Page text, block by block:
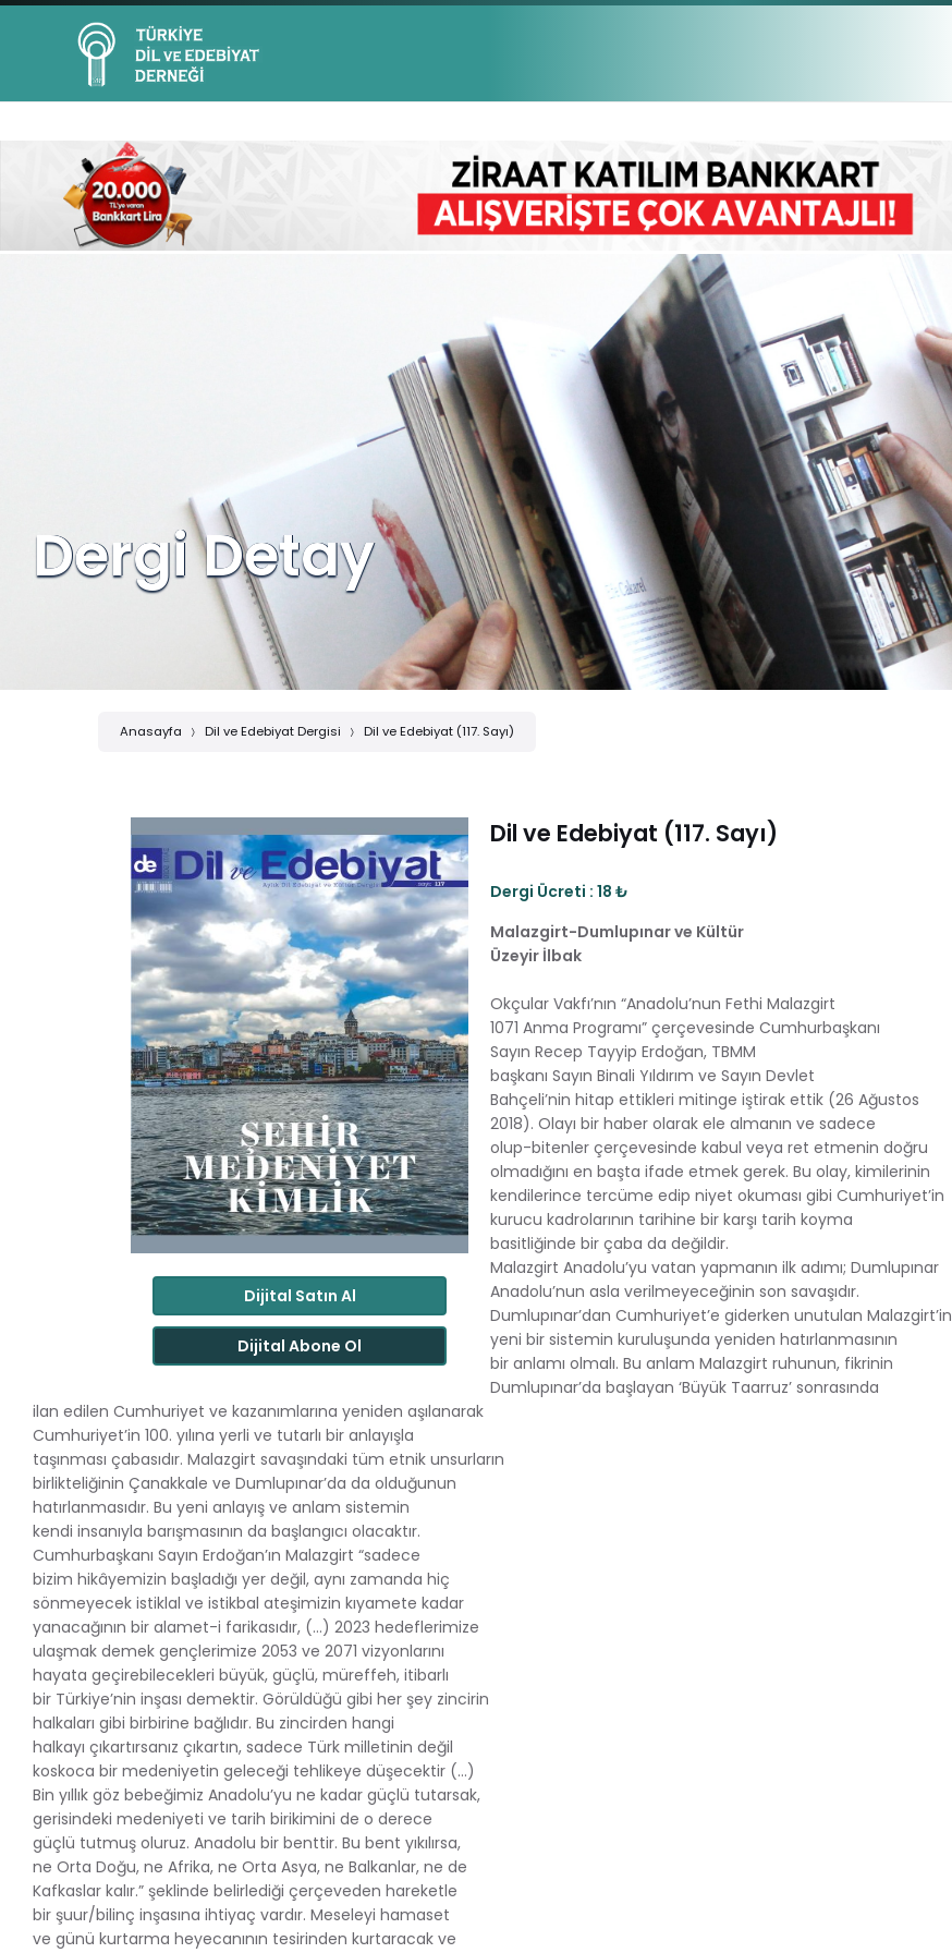
Dergi Detay
Anasayfa Dil ve Edebiyat Dergisi Dil ve Edebiyat (117. Sayı)
Dijital Satın Al
Dijital Abone Ol
Dil ve Edebiyat (117. Sayı)
Dergi Ücreti : 18 ₺
Malazgirt-Dumlupınar ve Kültür
Üzeyir İlbak
Okçular Vakfı’nın “Anadolu’nun Fethi Malazgirt
1071 Anma Programı” çerçevesinde Cumhurbaşkanı
Sayın Recep Tayyip Erdoğan, TBMM
başkanı Sayın Binali Yıldırım ve Sayın Devlet
Bahçeli’nin hitap ettikleri mitinge iştirak ettik (26 Ağustos
2018). Olayı bir haber olarak ele almanın ve sadece
olup-bitenler çerçevesinde kabul veya ret etmenin doğru
olmadığını en başta ifade etmek gerek. Bu olay, kimilerinin
kendilerince tercüme edip niyet okuması gibi Cumhuriyet’in
kurucu kadrolarının tarihine bir karşı tarih koyma
basitliğinde bir çaba da değildir.
Malazgirt Anadolu’yu vatan yapmanın ilk adımı; Dumlupınar
Anadolu’nun asla verilmeyeceğinin son savaşıdır.
Dumlupınar’dan Cumhuriyet’e giderken unutulan Malazgirt’in
yeni bir sistemin kuruluşunda yeniden hatırlanmasının
bir anlamı olmalı. Bu anlam Malazgirt ruhunun, fikrinin
Dumlupınar’da başlayan ‘Büyük Taarruz’ sonrasında
ilan edilen Cumhuriyet ve kazanımlarına yeniden aşılanarak
Cumhuriyet’in 100. yılına yerli ve tutarlı bir anlayışla
taşınması çabasıdır. Malazgirt savaşındaki tüm etnik unsurların
birlikteliğinin Çanakkale ve Dumlupınar’da da olduğunun
hatırlanmasıdır. Bu yeni anlayış ve anlam sistemin
kendi insanıyla barışmasının da başlangıcı olacaktır.
Cumhurbaşkanı Sayın Erdoğan’ın Malazgirt “sadece
bizim hikâyemizin başladığı yer değil, aynı zamanda hiç
sönmeyecek istiklal ve istikbal ateşimizin kıyamete kadar
yanacağının bir alamet-i farikasıdır, (…) 2023 hedeflerimize
ulaşmak demek gençlerimize 2053 ve 2071 vizyonlarını
hayata geçirebilecekleri büyük, güçlü, müreffeh, itibarlı
bir Türkiye’nin inşası demektir. Görüldüğü gibi her şey zincirin
halkaları gibi birbirine bağlıdır. Bu zincirden hangi
halkayı çıkartırsanız çıkartın, sadece Türk milletinin değil
koskoca bir medeniyetin geleceği tehlikeye düşecektir (…)
Bin yıllık göz bebeğimiz Anadolu’yu ne kadar güçlü tutarsak,
gerisindeki medeniyeti ve tarih birikimini de o derece
güçlü tutmuş oluruz. Anadolu bir benttir. Bu bent yıkılırsa,
ne Orta Doğu, ne Afrika, ne Orta Asya, ne Balkanlar, ne de
Kafkaslar kalır.” şeklinde belirlediği çerçeveden hareketle
bir şuur/bilinç inşasına ihtiyaç vardır. Meseleyi hamaset
ve günü kurtarma heyecanının tesirinden kurtaracak ve